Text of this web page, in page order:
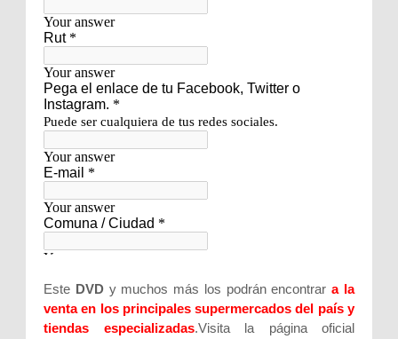
Este DVD y muchos más los podrán encontrara la
venta en los principales supermercados del país y
tiendas especializadas.Visita la página oficial